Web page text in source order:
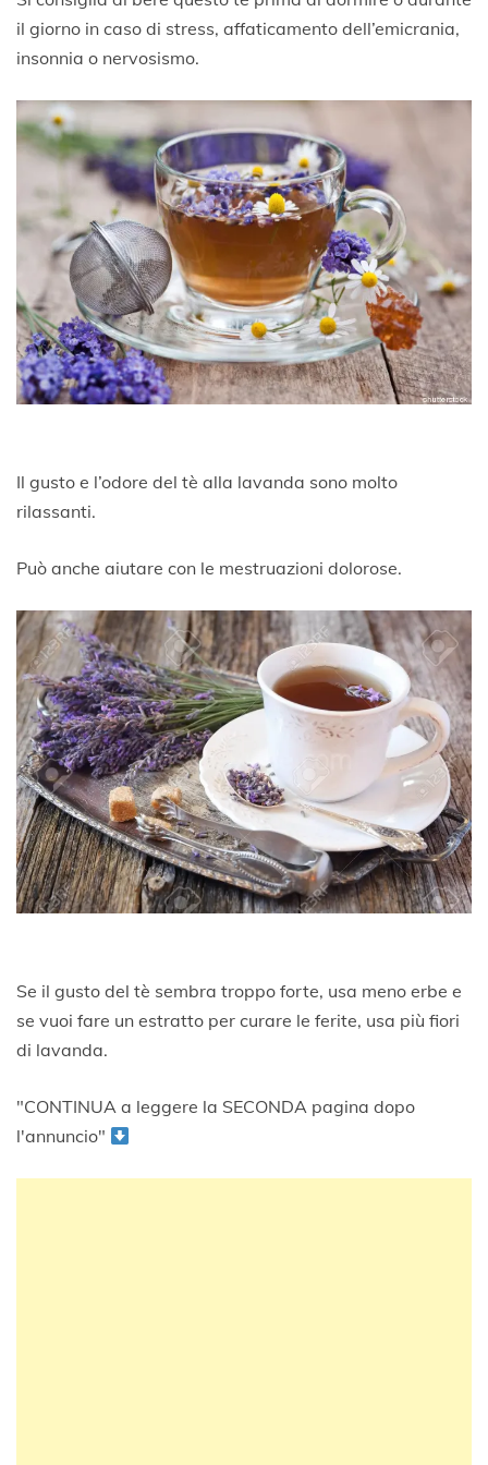
il giorno in caso di stress, affaticamento dell’emicrania,
insonnia o nervosismo.
Il gusto e l’odore del tè alla lavanda sono molto
rilassanti.
Può anche aiutare con le mestruazioni dolorose.
Se il gusto del tè sembra troppo forte, usa meno erbe e
se vuoi fare un estratto per curare le ferite, usa più fiori
di lavanda.
"CONTINUA a leggere la SECONDA pagina dopo
l'annuncio"